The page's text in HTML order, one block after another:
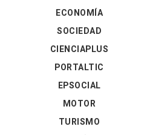
ECONOMÍA
SOCIEDAD
CIENCIAPLUS
PORTALTIC
EPSOCIAL
MOTOR
TURISMO